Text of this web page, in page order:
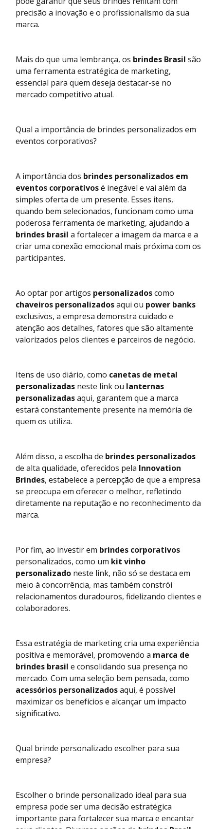
precisão a inovação e o profissionalismo da sua
marca.
Mais do que uma lembrança, os brindes Brasil são
uma ferramenta estratégica de marketing,
essencial para quem deseja destacar-se no
mercado competitivo atual.
Qual a importância de brindes personalizados em
eventos corporativos?
A importância dos brindes personalizados em
eventos corporativosé inegável e vai além da
simples oferta de um presente. Esses itens,
quando bem selecionados, funcionam como uma
poderosa ferramenta de marketing, ajudando a
brindes brasil a fortalecer a imagem da marca e a
criar uma conexão emocional mais próxima com os
participantes.
Ao optar por artigos personalizadoscomo
chaveiros personalizadosaqui ou power banks
exclusivos, a empresa demonstra cuidado e
atenção aos detalhes, fatores que são altamente
valorizados pelos clientes e parceiros de negócio.
Itens de uso diário, como canetas de metal
personalizadas neste linkou lanternas
personalizadasaqui, garantem que a marca
estará constantemente presente na memória de
quem os utiliza.
Além disso, a escolha de brindes personalizados
de alta qualidade, oferecidos pela Innovation
Brindes, estabelece a percepção de que a empresa
se preocupa em oferecer o melhor, refletindo
diretamente na reputação e no reconhecimento da
marca.
Por fim, ao investir em brindes corporativos
personalizados, como um kit vinho
personalizado neste link, não só se destaca em
meio à concorrência, mas também constrói
relacionamentos duradouros, fidelizando clientes e
colaboradores.
Essa estratégia de marketing cria uma experiência
positiva e memorável, promovendo a marca de
brindes brasil e consolidando sua presença no
mercado. Com uma seleção bem pensada, como
acessórios personalizadosaqui, é possível
maximizar os benefícios e alcançar um impacto
significativo.
Qual brinde personalizado escolher para sua
empresa?
Escolher o brinde personalizado ideal para sua
empresa pode ser uma decisão estratégica
importante para fortalecer sua marca e encantar